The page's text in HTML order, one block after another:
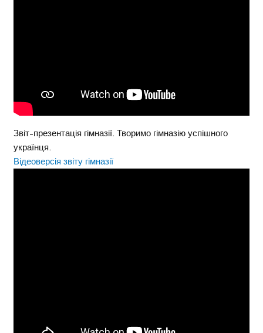
Звіт-презентація гімназії. Творимо гімназію успішного
українця.
Відеоверсія звіту гімназії